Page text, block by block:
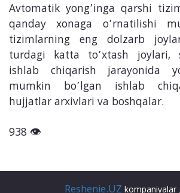
Avtomatik yong’inga qarshi
qanday xonaga o’rnatilishi
tizimlarning eng dolzarb
turdagi katta to’xtash joylari,
ishlab chiqarish jarayonida
mumkin bo’lgan ishlab
hujjatlar arxivlari va boshqalar.
938 👁